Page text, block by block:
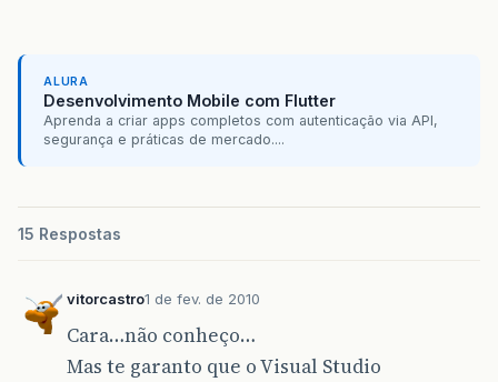
ALURA
Desenvolvimento Mobile com Flutter
Aprenda a criar apps completos com autenticação via API,
segurança e práticas de mercado....
15 Respostas
vitorcastro1 de fev. de 2010
Cara…não conheço…
Mas te garanto que o Visual Studio